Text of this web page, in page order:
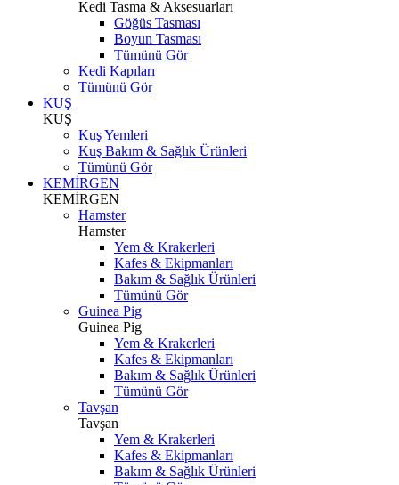
Kedi Tasma & Aksesuarları
Göğüs Tasması
Boyun Tasması
Tümünü Gör
Kedi Kapıları
Tümünü Gör
KUŞ
KUŞ
Kuş Yemleri
Kuş Bakım & Sağlık Ürünleri
Tümünü Gör
KEMİRGEN
KEMİRGEN
Hamster
Hamster
Yem & Krakerleri
Kafes & Ekipmanları
Bakım & Sağlık Ürünleri
Tümünü Gör
Guinea Pig
Guinea Pig
Yem & Krakerleri
Kafes & Ekipmanları
Bakım & Sağlık Ürünleri
Tümünü Gör
Tavşan
Tavşan
Yem & Krakerleri
Kafes & Ekipmanları
Bakım & Sağlık Ürünleri